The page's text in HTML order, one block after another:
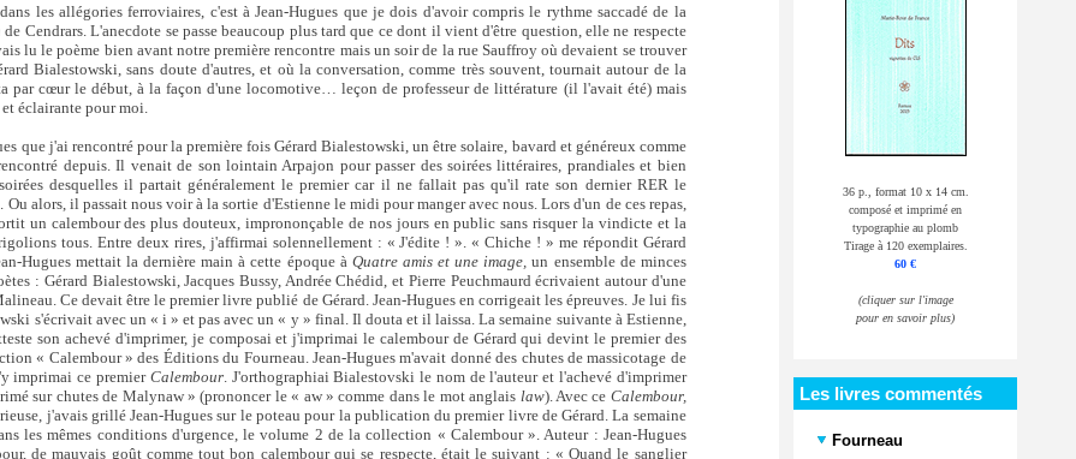
les allégories ferroviaires, c'est à Jean-Hugues que je dois d'avoir compris le rythme saccadé de la
de Cendrars. L'anecdote se passe beaucoup plus tard que ce dont il vient d'être question, elle ne respecte
lu le poème bien avant notre première rencontre mais un soir de la rue Sauffroy où devaient se trouver
Bialestowski, sans doute d'autres, et où la conversation, comme très souvent, tournait autour de la
par cœur le début, à la façon d'une locomotive… leçon de professeur de littérature (il l'avait été) mais
éclairante pour moi.
que j'ai rencontré pour la première fois Gérard Bialestowski, un être solaire, bavard et généreux comme
depuis. Il venait de son lointain Arpajon pour passer des soirées littéraires, prandiales et bien
soirées desquelles il partait généralement le premier car il ne fallait pas qu'il rate son dernier RER le
alors, il passait nous voir à la sortie d'Estienne le midi pour manger avec nous. Lors d'un de ces repas,
un calembour des plus douteux, imprononçable de nos jours en public sans risquer la vindicte et la
tous. Entre deux rires, j'affirmai solennellement : « J'édite ! ». « Chiche ! » me répondit Gérard
Hugues mettait la dernière main à cette époque à Quatre amis et une image, un ensemble de minces
: Gérard Bialestowski, Jacques Bussy, Andrée Chédid, et Pierre Peuchmaurd écrivaient autour d'une
Ce devait être le premier livre publié de Gérard. Jean-Hugues en corrigeait les épreuves. Je lui fis
s'écrivait avec un « i » et pas avec un « y » final. Il douta et il laissa. La semaine suivante à Estienne,
son achevé d'imprimer, je composai et j'imprimai le calembour de Gérard qui devint le premier des
« Calembour » des Éditions du Fourneau. Jean-Hugues m'avait donné des chutes de massicotage de
imprimai ce premierCalembour. J'orthographiai Bialestovski le nom de l'auteur et l'achevé d'imprimer
sur chutes de Malynaw » (prononcer le « aw » comme dans le mot anglais law). Avec ce Calembour,
j'avais grillé Jean-Hugues sur le poteau pour la publication du premier livre de Gérard. La semaine
les mêmes conditions d'urgence, le volume 2 de la collection « Calembour ». Auteur : Jean-Hugues
de mauvais goût comme tout bon calembour qui se respecte, était le suivant : « Quand le sanglier
36 p., format 10 x 14 cm.
composé et imprimé en
typographie au plomb
Tirage à 120 exemplaires.
60 €
(cliquer sur l'image
pour en savoir plus)
Les livres commentés
Fourneau